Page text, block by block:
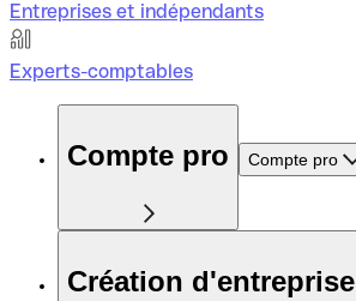
Entreprises et indépendants
Experts-comptables
Compte pro Compte pro
Création d'entreprise